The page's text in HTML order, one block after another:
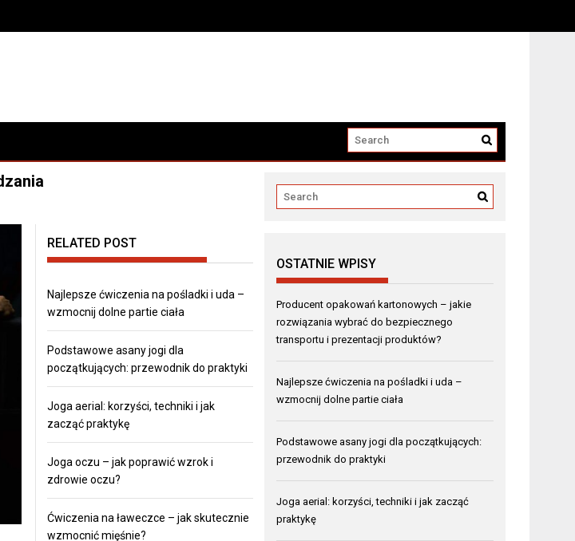
bezpiecznego transportu i prezentacji produktów?
RELATED POST
Najlepsze ćwiczenia na pośladki i uda –
wzmocnij dolne partie ciała
Podstawowe asany jogi dla
początkujących: przewodnik do praktyki
Joga aerial: korzyści, techniki i jak
zacząć praktykę
Joga oczu – jak poprawić wzrok i
zdrowie oczu?
Ćwiczenia na ławeczce – jak skutecznie
wzmocnić mięśnie?
OSTATNIE WPISY
Producent opakowań kartonowych – jakie
rozwiązania wybrać do bezpiecznego
transportu i prezentacji produktów?
Najlepsze ćwiczenia na pośladki i uda –
wzmocnij dolne partie ciała
Podstawowe asany jogi dla początkujących:
przewodnik do praktyki
Joga aerial: korzyści, techniki i jak zacząć
praktykę